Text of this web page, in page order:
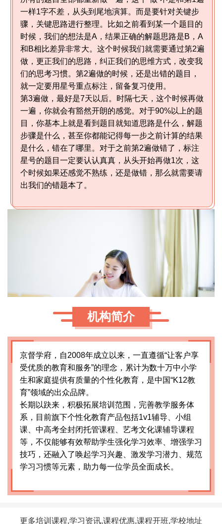
一样1字不差，从头到尾地演算。而是要针对关键步
骤，关键思路进行整理。比如之前看到某一个题目的
时候，我们的想法是A，结果正确的解题思路是B，A
和B相比差异非常大。这个时候我们就需要通过第2遍
做，更正我们的思路，纠正我们的思维方式，改变我
们的思考习惯。第2遍做的时候，还是出错的题目，
就一定要用星号重点标注，留备复习使用。
第3遍做，最好是7天以后。时隔七天，这个时候再做
一遍，你就会有豁然开朗的感觉。对于90%以上的题
目，你基本上就是看到题目就知道思路是什么，解题
步骤是什么，甚至你都能记得每一步之前计算的结果
是什么，错在了哪里。对于之前第2遍做错了，标注
星号的题目一定要认认真真，从头开始再做1次，这
个时候如果还感觉不熟练，还是做错，那么就需要请
出我们的错题本了。
机构简介
京督学府，自2008年成立以来，一直遵循“让客户享
受优质的教育和服务”的理念，累计为数十万中小学
生和家庭提供有质量的个性化教育，是中国“K12教
育”领域的出众品牌。
长期以趹来，积极拓展培训范围，完善教学服务体
系，目前旗下个性化教育产品包括1v1辅导、小组
课、中高考全封闭托管课程、艺考文化课辅导课程
等，不仅能够有效帮助学生强化学习效率、增强学习
技巧，还融入了唤起学习兴趣、激发学习潜力、规范
学习习惯等元素，助力每一位学员全面成长。
更多培训课程,学习资讯,课程优惠,课程开班,学校地址